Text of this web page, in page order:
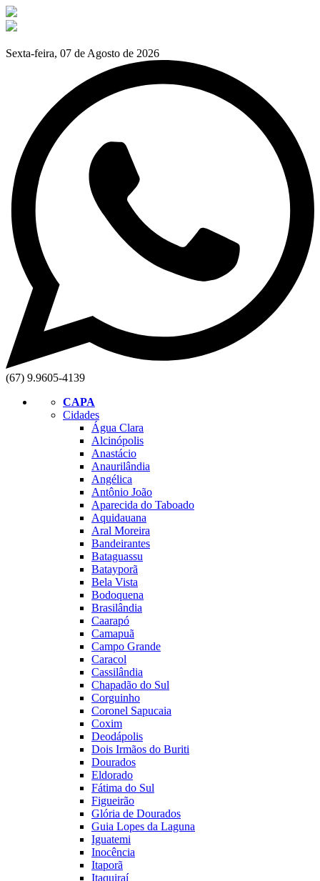
Sexta-feira, 07 de Agosto de 2026
(67) 9.9605-4139
CAPA
Cidades
Água Clara
Alcinópolis
Anastácio
Anaurilândia
Angélica
Antônio João
Aparecida do Taboado
Aquidauana
Aral Moreira
Bandeirantes
Bataguassu
Batayporã
Bela Vista
Bodoquena
Brasilândia
Caarapó
Camapuã
Campo Grande
Caracol
Cassilândia
Chapadão do Sul
Corguinho
Coronel Sapucaia
Coxim
Deodápolis
Dois Irmãos do Buriti
Dourados
Eldorado
Fátima do Sul
Figueirão
Glória de Dourados
Guia Lopes da Laguna
Iguatemi
Inocência
Itaporã
Itaquiraí